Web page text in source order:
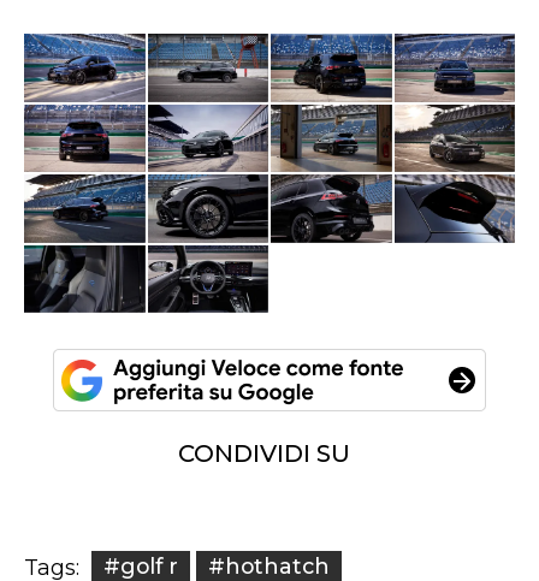
CONDIVIDI SU
Tags: #golf r #hothatch